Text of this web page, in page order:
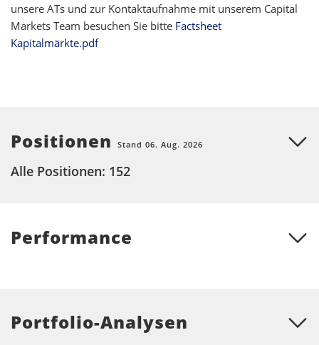
unsere ATs und zur Kontaktaufnahme mit unserem Capital
Markets Team besuchen Sie bitte Factsheet
Kapitalmärkte.pdf
Positionen Stand 06. Aug. 2026
Alle Positionen: 152
Performance
Portfolio-Analysen